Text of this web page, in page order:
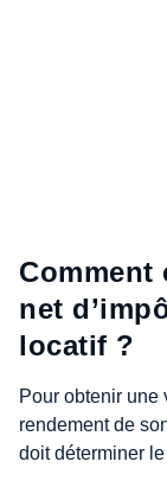
Comment
net
locatif ?
Pour obtenir une
rendement de
doit déterminer